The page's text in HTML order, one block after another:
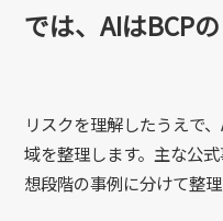
では、AIはBCP
リスクを理解したうえで
域を整理します。主な公
想段階の事例に分けて整理